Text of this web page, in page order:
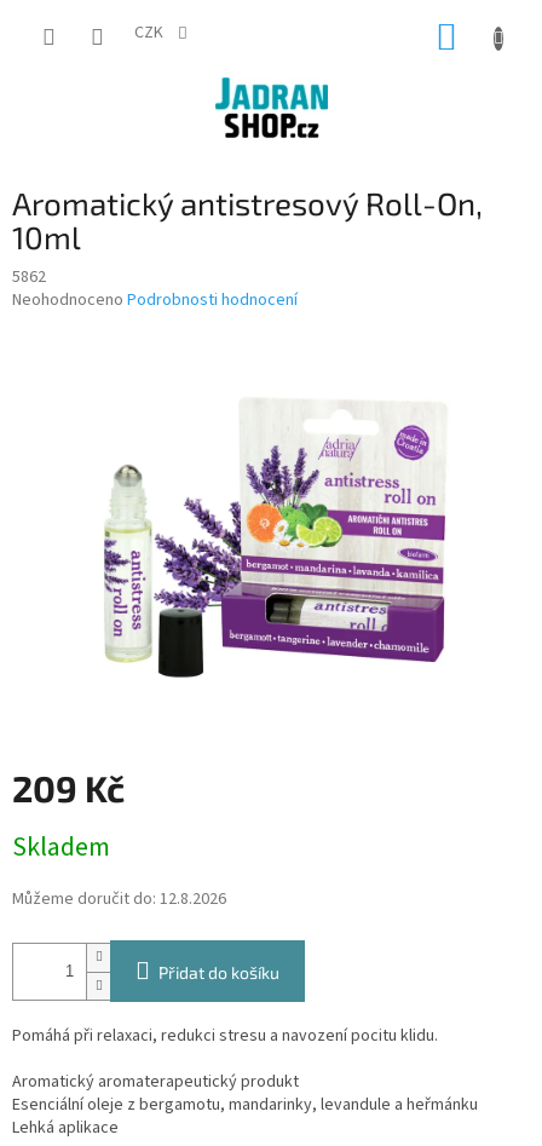
CZK
Aromatický antistresový Roll-On,
10ml
5862
Průměrné
Neohodnoceno Podrobnosti hodnocení
209 Kč
cena:
Skladem
Můžeme doručit do: 12.8.2026
Přidat do košíku
Pomáhá při relaxaci, redukci stresu a navození pocitu klidu.
Aromatický aromaterapeutický produkt
Esenciální oleje z bergamotu, mandarinky, levandule a heřmánku
Lehká aplikace